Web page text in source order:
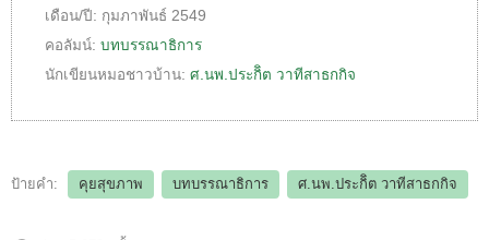
เดือน/ปี: กุมภาพันธ์ 2549
คอลัมน์: บทบรรณาธิการ
นักเขียนหมอชาวบ้าน: ศ.นพ.ประกิิต วาทีสาธกกิจ
ป้ายคำ: คุยสุขภาพ บทบรรณาธิการ ศ.นพ.ประกิิต วาทีสาธกกิจ